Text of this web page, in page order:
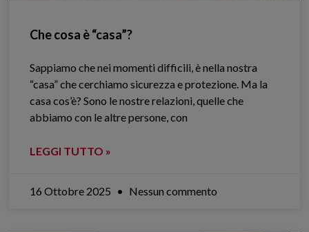
Che cosa è “casa”?
Sappiamo che nei momenti difficili, è nella nostra
“casa” che cerchiamo sicurezza e protezione. Ma la
casa cos’è? Sono le nostre relazioni, quelle che
abbiamo con le altre persone, con
LEGGI TUTTO »
16 Ottobre 2025 Nessun commento